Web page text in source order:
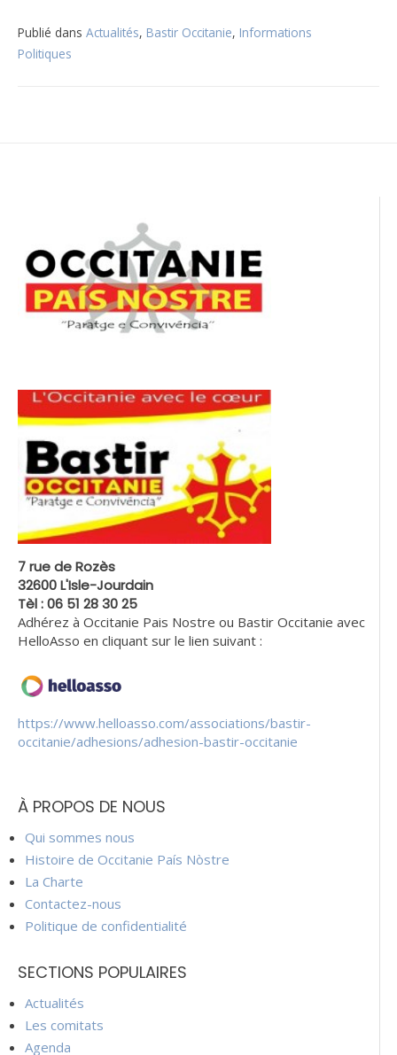
Publié dans Actualités, Bastir Occitanie, Informations
Politiques
7 rue de Rozès
32600 L'Isle-Jourdain
Tèl : 06 51 28 30 25
Adhérez à Occitanie Pais Nostre ou Bastir Occitanie avec
HelloAsso en cliquant sur le lien suivant :
https://www.helloasso.com/associations/bastir-
occitanie/adhesions/adhesion-bastir-occitanie
À PROPOS DE NOUS
Qui sommes nous
Histoire de Occitanie País Nòstre
La Charte
Contactez-nous
Politique de confidentialité
SECTIONS POPULAIRES
Actualités
Les comitats
Agenda